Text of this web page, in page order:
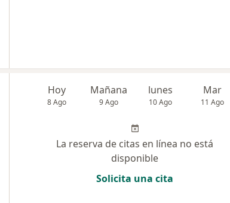
Hoy
8 Ago
Mañana
9 Ago
lunes
10 Ago
Mar
11 Ago
La reserva de citas en línea no está
disponible
Solicita una cita